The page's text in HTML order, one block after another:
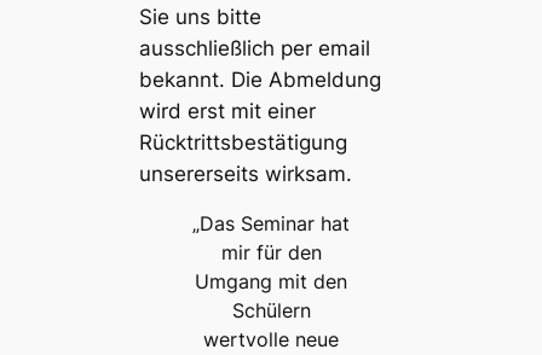
Sie uns bitte
ausschließlich per email
bekannt. Die Abmeldung
wird erst mit einer
Rücktrittsbestätigung
unsererseits wirksam.
„Das Seminar hat
mir für den
Umgang mit den
Schülern
wertvolle neue